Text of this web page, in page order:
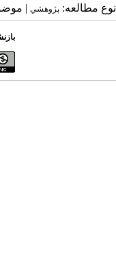
نوع مطالعه: پژوهشي |